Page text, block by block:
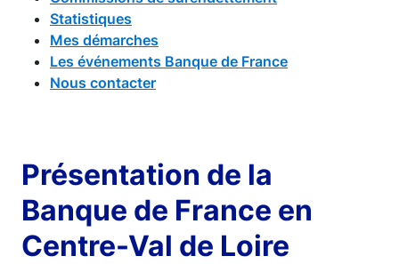
Statistiques
Mes démarches
Les événements Banque de France
Nous contacter
Présentation de la
Banque de France en
Centre-Val de Loire